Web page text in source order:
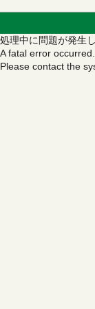
処理中に問題が発生
A fatal error occurred.
Please contact the